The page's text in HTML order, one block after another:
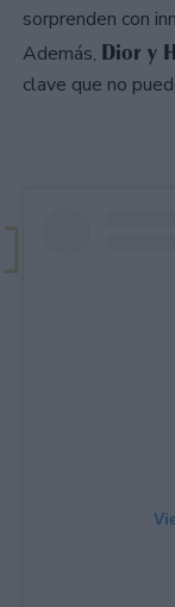
sorprenden con
Además, Dior y
clave que no